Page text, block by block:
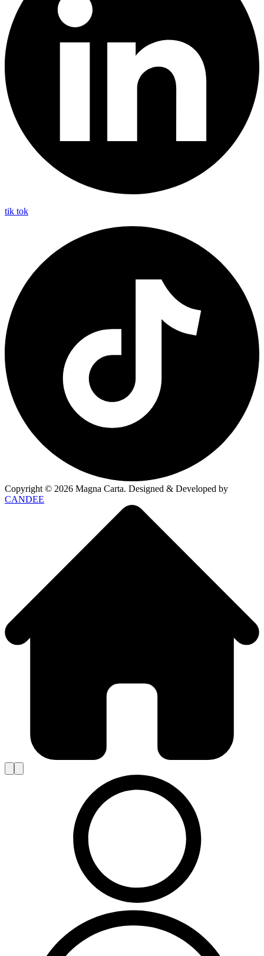
tik tok
Copyright © 2026 Magna Carta. Designed & Developed by
CANDEE